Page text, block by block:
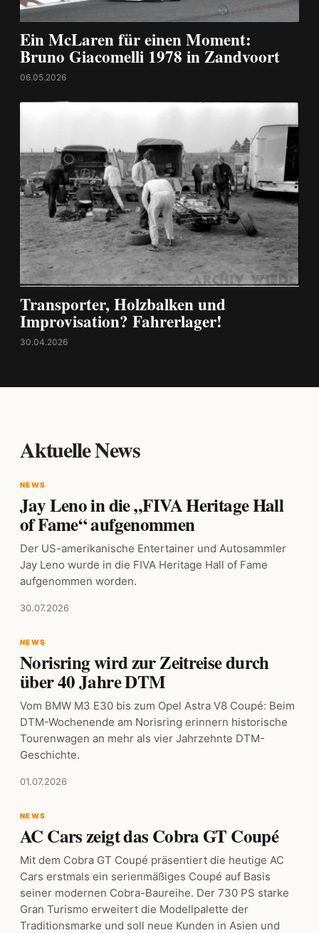
Ein McLaren für einen Moment:
Bruno Giacomelli 1978 in Zandvoort
06.05.2026
Transporter, Holzbalken und
Improvisation? Fahrerlager!
30.04.2026
Aktuelle News
NEWS
Jay Leno in die „FIVA Heritage Hall
of Fame“ aufgenommen
Der US-amerikanische Entertainer und Autosammler
Jay Leno wurde in die FIVA Heritage Hall of Fame
aufgenommen worden.
30.07.2026
NEWS
Norisring wird zur Zeitreise durch
über 40 Jahre DTM
Vom BMW M3 E30 bis zum Opel Astra V8 Coupé: Beim
DTM-Wochenende am Norisring erinnern historische
Tourenwagen an mehr als vier Jahrzehnte DTM-
Geschichte.
01.07.2026
NEWS
AC Cars zeigt das Cobra GT Coupé
Mit dem Cobra GT Coupé präsentiert die heutige AC
Cars erstmals ein serienmäßiges Coupé auf Basis
seiner modernen Cobra-Baureihe. Der 730 PS starke
Gran Turismo erweitert die Modellpalette der
Traditionsmarke und soll neue Kunden in Asien und